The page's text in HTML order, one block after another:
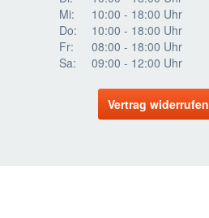
Mi:
10:00 - 18:00 Uhr
Do:
10:00 - 18:00 Uhr
Fr:
08:00 - 18:00 Uhr
Sa:
09:00 - 12:00 Uhr
Vertrag widerrufen